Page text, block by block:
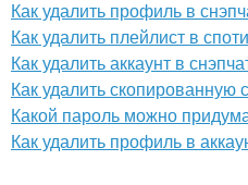
Как удалить профиль в
Как удалить плейлист в
Как удалить аккаунт в
Как удалить скопированную
Какой пароль можно
Как удалить профиль в